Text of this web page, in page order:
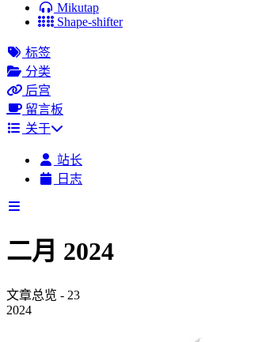
Mikutap
Shape-shifter
标签
分类
后宫
留言板
关于
站长
日志
二月 2024
文章总览 - 23
2024